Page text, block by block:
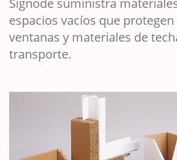
Signode suministra
espacios vacíos que
ventanas y materiales de
transporte.